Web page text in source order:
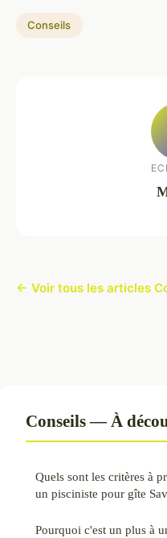
Conseils
← Voir tous les articles
Conseils — À
Quels sont les critères à
un pisciniste pour gîte
Pourquoi c'est un plus à